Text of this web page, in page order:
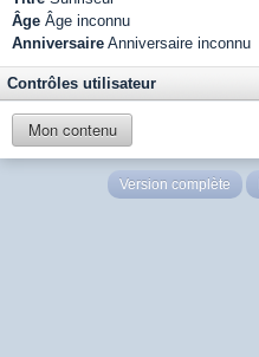
Âge Âge inconnu
Anniversaire Anniversaire inconnu
Contrôles utilisateur
Mon contenu
Version complète